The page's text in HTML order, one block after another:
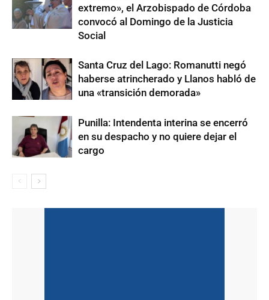
extremo», el Arzobispado de Córdoba
convocó al Domingo de la Justicia
Social
Santa Cruz del Lago: Romanutti negó
haberse atrincherado y Llanos habló de
una «transición demorada»
Punilla: Intendenta interina se encerró
en su despacho y no quiere dejar el
cargo